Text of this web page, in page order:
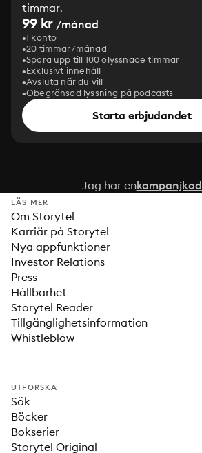
timmar.
99 kr /månad
1 konto
20 timmar/månad
Spara upp till 100 olyssnade timmar
Exklusivt innehåll
Avsluta när du vill
Obegränsad lyssning på podcasts
Starta erbjudandet
Jag har enkampanjkod
LÄS MER
Om Storytel
Karriär på Storytel
Nya appfunktioner
Investor Relations
Press
Hållbarhet
Storytel Reader
Tillgänglighetsinformation
Whistleblow
UTFORSKA
Sök
Böcker
Bokserier
Storytel Original